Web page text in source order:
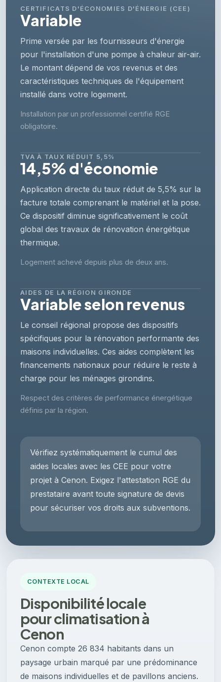
CERTIFICATS D'ÉCONOMIES D'ÉNERGIE (CEE)
Variable
Prime versée par les fournisseurs d'énergie
pour l'installation d'une pompe à chaleur air-air.
Le montant dépend de vos revenus et des
caractéristiques techniques de l'équipement
installé dans votre logement.
Installation par un professionnel certifié RGE
obligatoire.
TVA À TAUX RÉDUIT 5,5%
14,5% d'économie
Application directe du taux réduit de 5,5% sur la
facture totale comprenant le matériel et la pose.
Ce dispositif diminue significativement le coût
global des travaux de rénovation énergétique
thermique.
Logement achevé depuis plus de deux ans.
AIDES DE LA RÉGION GIRONDE
Variable selon revenus
Le conseil régional propose des dispositifs
spécifiques pour la rénovation performante des
maisons individuelles. Ces aides complètent les
financements nationaux pour réduire le reste à
charge pour les ménages girondins.
Respect des critères de performance énergétique
définis par la région.
Vérifiez systématiquement le cumul des
aides locales avec les CEE pour votre
projet à Cenon. Exigez l'attestation RGE du
prestataire avant toute signature de devis
pour sécuriser vos droits aux subventions.
CONTEXTE LOCAL
Disponibilité locale
pour climatisation à
Cenon
Cenon compte 26 834 habitants dans un
paysage urbain marqué par une prédominance
de maisons individuelles et de pavillons anciens.